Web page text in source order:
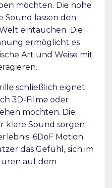
möchten. Die hohe
lassen den
eintauchen. Die
ermöglicht es
Art und Weise mit
schließlich eignet
3D-Filme oder
möchten. Die
klare Sound sorgen
6DoF Motion
das Gefühl, sich im
auf dem